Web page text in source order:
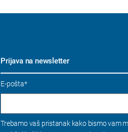
Prijava na newsletter
E-pošta*
Trebamo vaš pristanak kako bismo vam